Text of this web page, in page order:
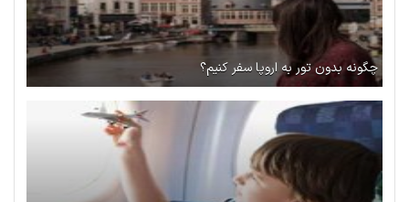
چگونه بدون تور به اروپا سفر کنیم؟